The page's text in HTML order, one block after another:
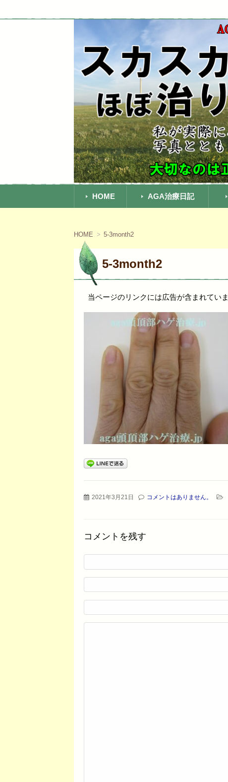
AGA頭頂部ハゲ治療
AGAによる頭頂部の薄毛は中年おやじで
ってきましたよ！
コ
HOME AGA治療日記
HOME 5-3month2
5-3month2
当ページのリンクには広告が含まれていま
2021年3月21日 コメントはありません。
コメントを残す